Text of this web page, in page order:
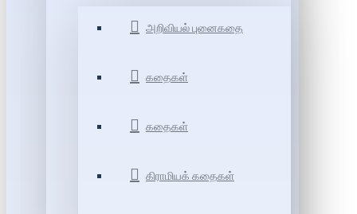
அறிவியல் புனைகதை
கதைகள்
கதைகள்
கிராமியக் கதைகள்